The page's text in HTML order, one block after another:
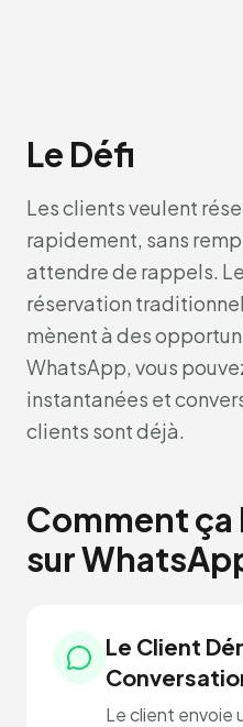
Le Défi
Les clients veulent
rapidement, sans
attendre de rappels.
réservation
mènent à des
WhatsApp, vous
instantanées et
clients sont déjà.
Comment
sur
Le Client
Le client envoie